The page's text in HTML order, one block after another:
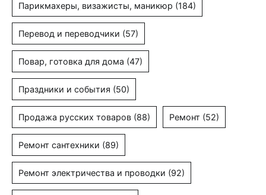
Парикмахеры, визажисты, маникюр (184)
Перевод и переводчики (57)
Повар, готовка для дома (47)
Праздники и события (50)
Продажа русских товаров (88) Ремонт (52)
Ремонт сантехники (89)
Ремонт электричества и проводки (92)